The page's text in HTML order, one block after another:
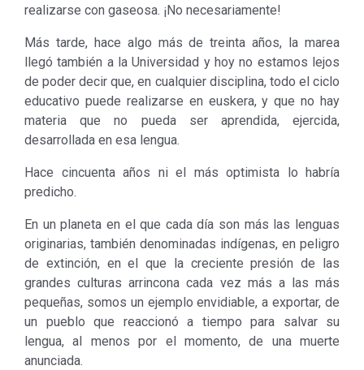
realizarse con gaseosa. ¡No necesariamente!
Más tarde, hace algo más de treinta años, la marea
llegó también a la Universidad y hoy no estamos lejos
de poder decir que, en cualquier disciplina, todo el ciclo
educativo puede realizarse en euskera, y que no hay
materia que no pueda ser aprendida, ejercida,
desarrollada en esa lengua.
Hace cincuenta años ni el más optimista lo habría
predicho.
En un planeta en el que cada día son más las lenguas
originarias, también denominadas indígenas, en peligro
de extinción, en el que la creciente presión de las
grandes culturas arrincona cada vez más a las más
pequeñas, somos un ejemplo envidiable, a exportar, de
un pueblo que reaccionó a tiempo para salvar su
lengua, al menos por el momento, de una muerte
anunciada.